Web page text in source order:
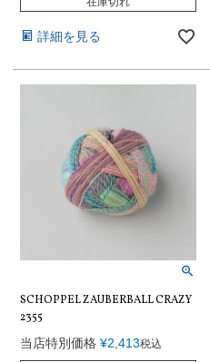
詳細を見る
SCHOPPEL ZAUBERBALL CRAZY
2355
当店特別価格 ¥2,413税込